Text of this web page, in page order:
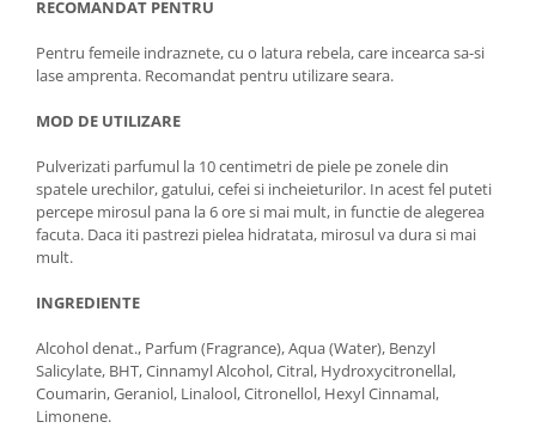
RECOMANDAT PENTRU
Pentru femeile indraznete, cu o latura rebela, care incearca sa-si
lase amprenta. Recomandat pentru utilizare seara.
MOD DE UTILIZARE
Pulverizati parfumul la 10 centimetri de piele pe zonele din
spatele urechilor, gatului, cefei si incheieturilor. In acest fel puteti
percepe mirosul pana la 6 ore si mai mult, in functie de alegerea
facuta. Daca iti pastrezi pielea hidratata, mirosul va dura si mai
mult.
INGREDIENTE
Alcohol denat., Parfum (Fragrance), Aqua (Water), Benzyl
Salicylate, BHT, Cinnamyl Alcohol, Citral, Hydroxycitronellal,
Coumarin, Geraniol, Linalool, Citronellol, Hexyl Cinnamal,
Limonene.